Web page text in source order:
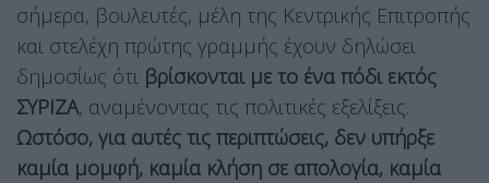
σήμερα, βουλευτές, μέλη της Κεντρικής Επιτροπής
και στελέχη πρώτης γραμμής έχουν δηλώσει
δημοσίως ότι βρίσκονται με το ένα πόδι εκτός
ΣΥΡΙΖΑ, αναμένοντας τις πολιτικές εξελίξεις.
Ωστόσο, για αυτές τις περιπτώσεις, δεν υπήρξε
καμία μομφή, καμία κλήση σε απολογία, καμία